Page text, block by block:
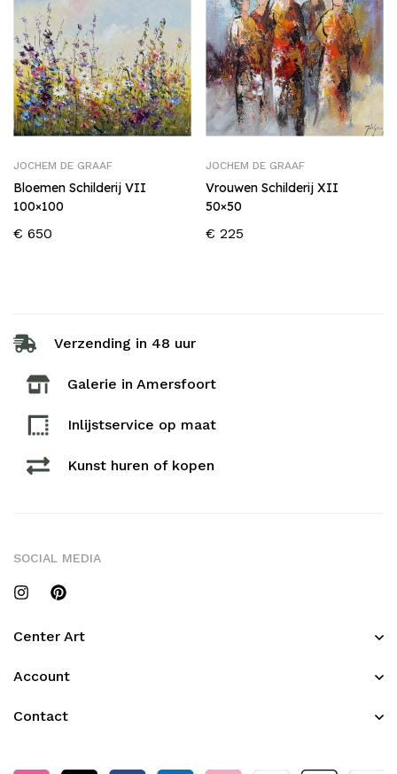
JOCHEM DE GRAAF
Bloemen Schilderij VII
100×100
€ 650
JOCHEM DE GRAAF
Vrouwen Schilderij XII
50×50
€ 225
Verzending in 48 uur
Galerie in Amersfoort
Inlijstservice op maat​
Kunst huren of kopen
Center Art
Account
Contact
SOCIAL MEDIA